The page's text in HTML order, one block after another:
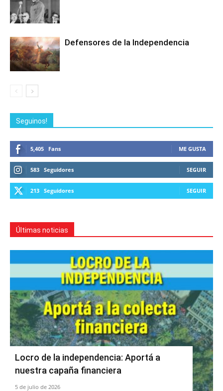
Defensores de la Independencia
Seguinos!
5,405 Fans ME GUSTA
583 Seguidores SEGUIR
213 Seguidores SEGUIR
Últimas noticias
Locro de la independencia: Aportá a
nuestra capaña financiera
5 de julio de 2026